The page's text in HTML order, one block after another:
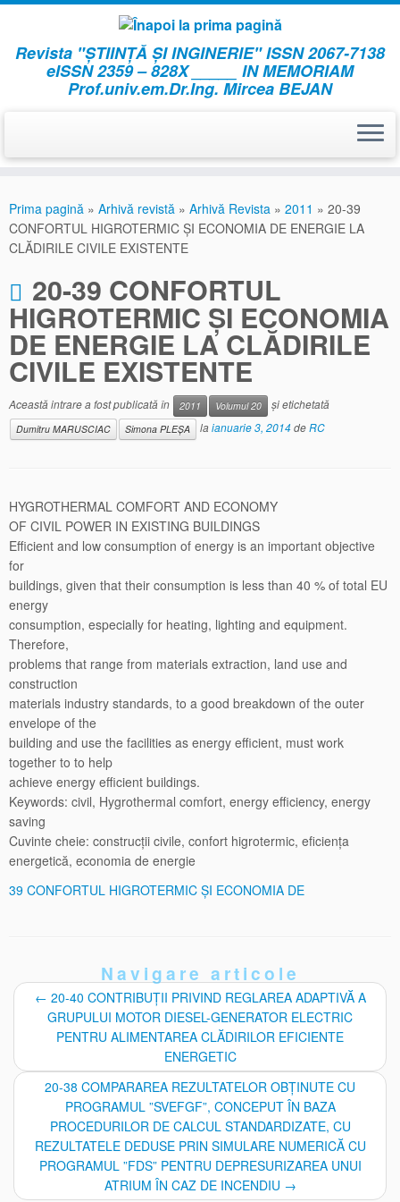
content
Revista "ȘTIINȚĂ ȘI INGINERIE" ISSN 2067-7138
eISSN 2359 – 828X _____ IN MEMORIAM
Prof.univ.em.Dr.Ing. Mircea BEJAN
Prima pagină » Arhivă revistă » Arhivă Revista » 2011 » 20-39
CONFORTUL HIGROTERMIC ŞI ECONOMIA DE ENERGIE LA
CLĂDIRILE CIVILE EXISTENTE
20-39 CONFORTUL
HIGROTERMIC ŞI ECONOMIA
DE ENERGIE LA CLĂDIRILE
CIVILE EXISTENTE
Această intrare a fost publicată în 2011 Volumul 20 și etichetată
Dumitru MARUSCIAC Simona PLEŞA laianuarie 3, 2014deRC
HYGROTHERMAL COMFORT AND ECONOMY
OF CIVIL POWER IN EXISTING BUILDINGS
Efficient and low consumption of energy is an important objective
for
buildings, given that their consumption is less than 40 % of total EU
energy
consumption, especially for heating, lighting and equipment.
Therefore,
problems that range from materials extraction, land use and
construction
materials industry standards, to a good breakdown of the outer
envelope of the
building and use the facilities as energy efficient, must work
together to to help
achieve energy efficient buildings.
Keywords: civil, Hygrothermal comfort, energy efficiency, energy
saving
Cuvinte cheie: construcţii civile, confort higrotermic, eficienţa
energetică, economia de energie
39 CONFORTUL HIGROTERMIC ŞI ECONOMIA DE
Navigare articole
← 20-40 CONTRIBUŢII PRIVIND REGLAREA ADAPTIVĂ A
GRUPULUI MOTOR DIESEL-GENERATOR ELECTRIC
PENTRU ALIMENTAREA CLĂDIRILOR EFICIENTE
ENERGETIC
20-38 COMPARAREA REZULTATELOR OBŢINUTE CU
PROGRAMUL ”SVEFGF”, CONCEPUT ÎN BAZA
PROCEDURILOR DE CALCUL STANDARDIZATE, CU
REZULTATELE DEDUSE PRIN SIMULARE NUMERICĂ CU
PROGRAMUL ”FDS” PENTRU DEPRESURIZAREA UNUI
ATRIUM ÎN CAZ DE INCENDIU →